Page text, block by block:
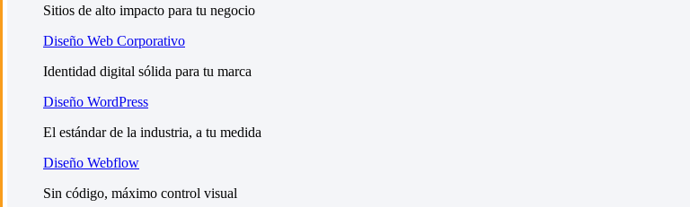
Sitios de alto impacto para tu negocio
Diseño Web Corporativo
Identidad digital sólida para tu marca
Diseño WordPress
El estándar de la industria, a tu medida
Diseño Webflow
Sin código, máximo control visual